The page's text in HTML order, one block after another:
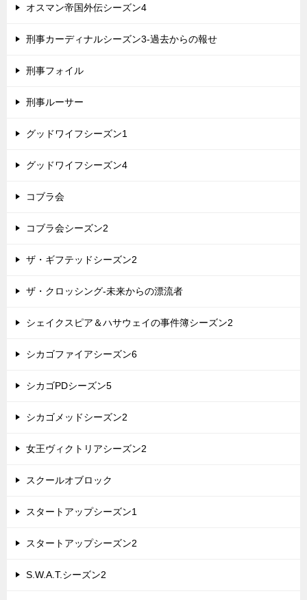
オスマン帝国外伝シーズン4
刑事カーディナルシーズン3-過去からの報せ
刑事フォイル
刑事ルーサー
グッドワイフシーズン1
グッドワイフシーズン4
コブラ会
コブラ会シーズン2
ザ・ギフテッドシーズン2
ザ・クロッシング-未来からの漂流者
シェイクスピア＆ハサウェイの事件簿シーズン2
シカゴファイアシーズン6
シカゴPDシーズン5
シカゴメッドシーズン2
女王ヴィクトリアシーズン2
スクールオブロック
スタートアップシーズン1
スタートアップシーズン2
S.W.A.T.シーズン2